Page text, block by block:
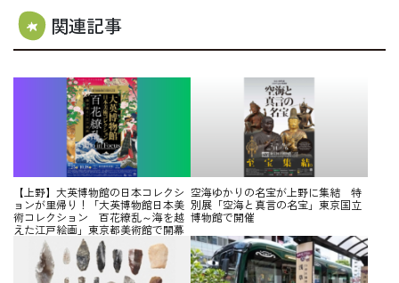
関連記事
【上野】大英博物館の日本コレクシ
ョンが里帰り！「大英博物館日本美
術コレクション 百花繚乱～海を越
えた江戸絵画」東京都美術館で開幕
空海ゆかりの名宝が上野に集結 特
別展「空海と真言の名宝」東京国立
博物館で開催